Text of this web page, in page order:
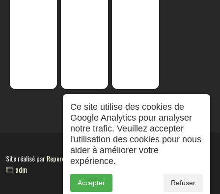
Site réalisé parRepereCom
adm
Ce site utilise des cookies de
Google Analytics pour analyser
notre trafic. Veuillez accepter
l'utilisation des cookies pour nous
aider à améliorer votre
expérience.
Accepter Refuser